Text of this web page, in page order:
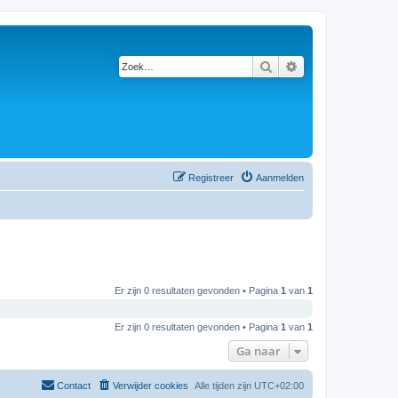
Zoek
Aanmelden
Registreer
Er zijn 0 resultaten gevonden • Pagina 1 van 1
Er zijn 0 resultaten gevonden • Pagina 1 van 1
Ga naar
Alle tijden zijn UTC+02:00
Verwijder cookies
Contact